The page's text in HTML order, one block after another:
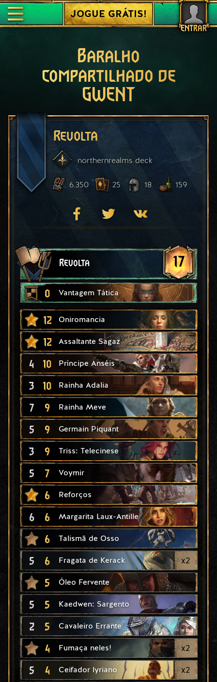
ENTRAR
JOGUE GRÁTIS!
Baralho
compartilhado de
GWENT
Revolta
northernrealmsdeck
6.350 25 18 159
Revolta 17
0 Vantagem Tática
12 Oniromancia
12 Assaltante Sagaz
4 10 Príncipe Anséis
3 10 Rainha Adalia
7 9 Rainha Meve
5 9 Germain Piquant
3 9 Triss: Telecinese
5 7 Voymir
6 Reforços
6 6 Margarita Laux-Antille
6 Talismã de Osso
5 6 Fragata de Kerack x2
5 Óleo Fervente
5 5 Kaedwen: Sargento
2 5 Cavaleiro Errante
4 Fumaça neles! x2
5 4 Ceifador lyriano x2